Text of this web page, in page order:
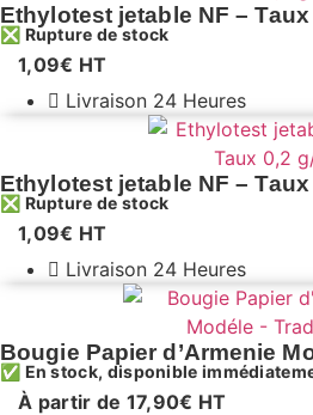
Ethylotest jetable NF – Taux
❎ Rupture de stock
1,09€ HT
Livraison 24 Heures
Ethylotest jetable NF – Taux
❎ Rupture de stock
1,09€ HT
Livraison 24 Heures
Bougie Papier d’Armenie
✅ En stock, disponible
À partir de 17,90€ HT